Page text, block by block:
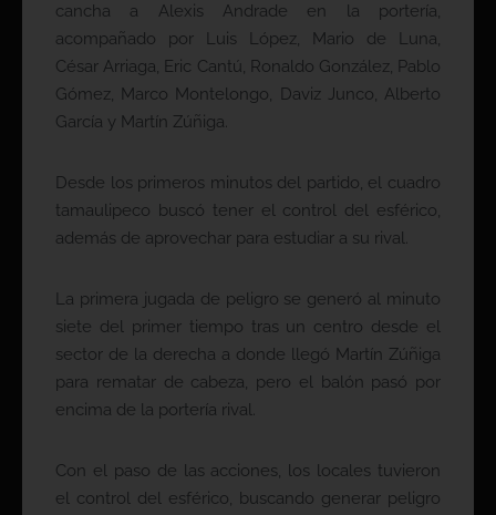
cancha a Alexis Andrade en la portería,
acompañado por Luis López, Mario de Luna,
César Arriaga, Eric Cantú, Ronaldo González, Pablo
Gómez, Marco Montelongo, Daviz Junco, Alberto
García y Martín Zúñiga.
Desde los primeros minutos del partido, el cuadro
tamaulipeco buscó tener el control del esférico,
además de aprovechar para estudiar a su rival.
La primera jugada de peligro se generó al minuto
siete del primer tiempo tras un centro desde el
sector de la derecha a donde llegó Martín Zúñiga
para rematar de cabeza, pero el balón pasó por
encima de la portería rival.
Con el paso de las acciones, los locales tuvieron
el control del esférico, buscando generar peligro